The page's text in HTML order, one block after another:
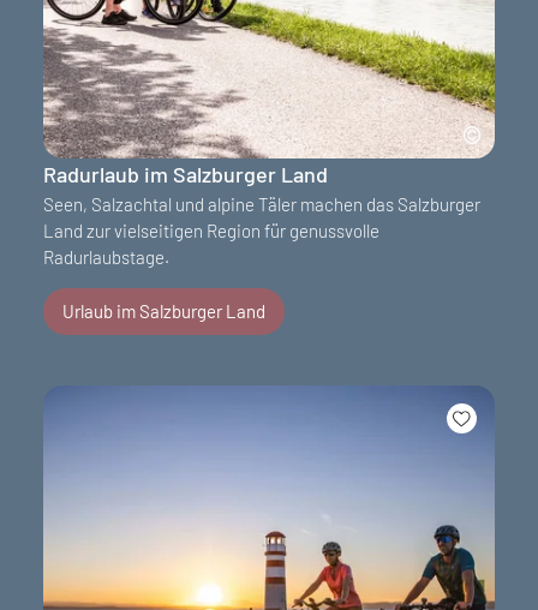
Radurlaub im Salzburger Land
Seen, Salzachtal und alpine Täler machen das Salzburger
Land zur vielseitigen Region für genussvolle
Radurlaubstage.
Urlaub im Salzburger Land